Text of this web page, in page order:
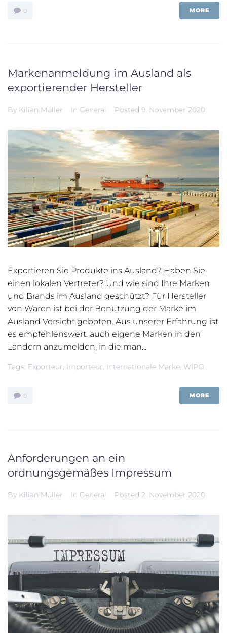
0 MORE
Markenanmeldung im Ausland als
exportierender Hersteller
By Kilian Müller In General Posted 9. November 2020
Exportieren Sie Produkte ins Ausland? Haben Sie
einen lokalen Vertreter? Und wie sind Ihre Marken
und Brands im Ausland geschützt? Für Hersteller
von Waren ist bei der Benutzung der Marke im
Ausland Vorsicht geboten. Aus unserer Erfahrung ist
es empfehlenswert, auch eigene Marken in den
Ländern anzumelden, in die man...
Tags: Exporteur, Importeur, Internationale Marke, WIPO
0 MORE
Anforderungen an ein
ordnungsgemäßes Impressum
By Kilian Müller In General Posted 2. November 2020